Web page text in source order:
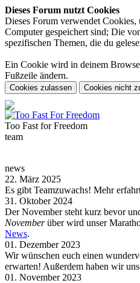
Dieses Forum nutzt Cookies
Dieses Forum verwendet
Computer gespeichert sind; Die
spezifischen Themen, die du
Ein Cookie wird in deinem
Fußzeile ändern.
Too Fast forFreedom
team
news
22. März 2025
Es gibt Teamzuwachs! Mehr
31. Oktober 2024
Der November steht kurz bevor
Novemberüber wird unser
News.
01. Dezember 2023
Wir wünschen euch einen
erwarten! Außerdem haben wir
01. November 2023